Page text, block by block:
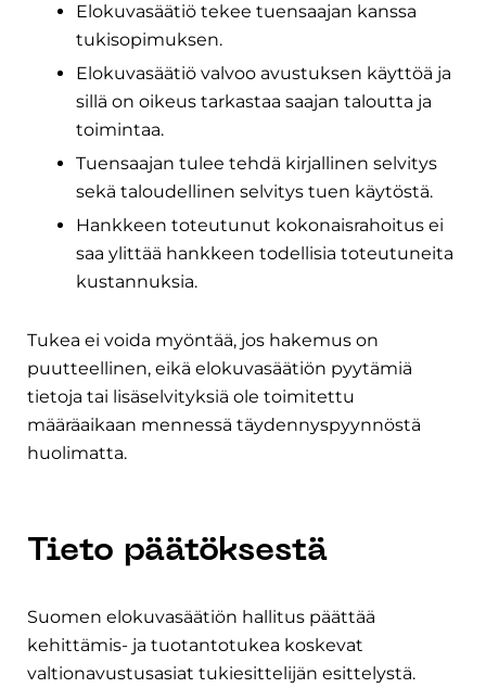
Elokuvasäätiö tekee tuensaajan kanssa
tukisopimuksen.
Elokuvasäätiö valvoo avustuksen käyttöä ja
sillä on oikeus tarkastaa saajan taloutta ja
toimintaa.
Tuensaajan tulee tehdä kirjallinen selvitys
sekä taloudellinen selvitys tuen käytöstä.
Hankkeen toteutunut kokonaisrahoitus ei
saa ylittää hankkeen todellisia toteutuneita
kustannuksia.
Tukea ei voida myöntää, jos hakemus on
puutteellinen, eikä elokuvasäätiön pyytämiä
tietoja tai lisäselvityksiä ole toimitettu
määräaikaan mennessä täydennyspyynnöstä
huolimatta.
Tieto päätöksestä
Suomen elokuvasäätiön hallitus päättää
kehittämis- ja tuotantotukea koskevat
valtionavustusasiat tukiesittelijän esittelystä.